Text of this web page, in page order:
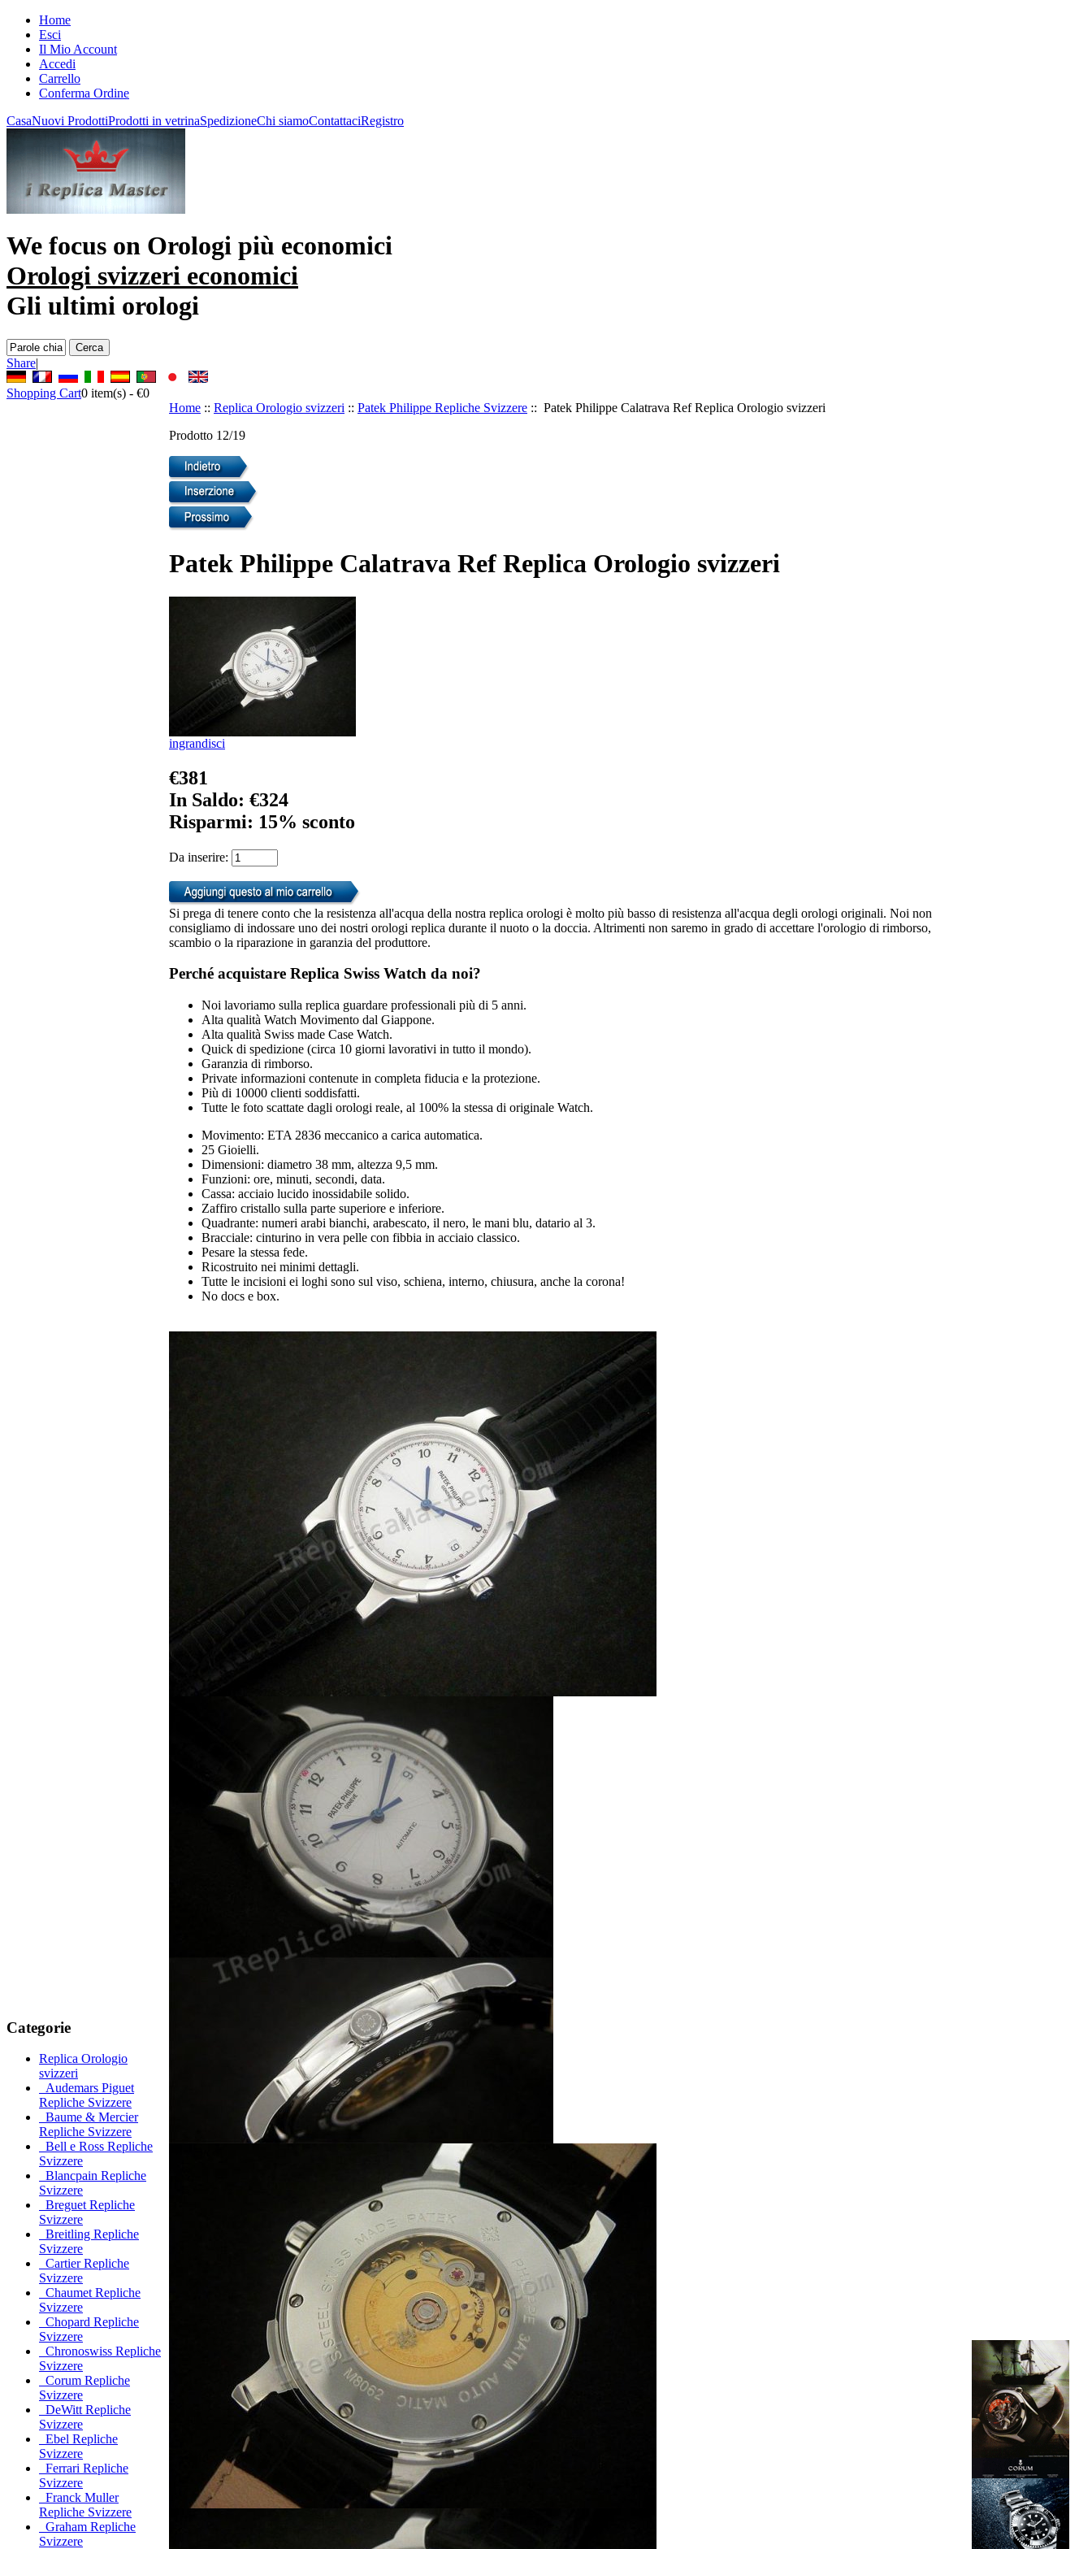
Home
Esci
Il Mio Account
Accedi
Carrello
Conferma Ordine
CasaNuovi ProdottiProdotti in vetrinaSpedizioneChi siamoContattaciRegistro
We focus on Orologi più economici
Orologi svizzeri economici
Gli ultimi orologi
Share|
Shopping Cart0 item(s) - €0
Categorie
Replica Orologio
svizzeri
Audemars Piguet
Repliche Svizzere
Baume & Mercier
Repliche Svizzere
Bell e Ross Repliche
Svizzere
Blancpain Repliche
Svizzere
Breguet Repliche
Svizzere
Breitling Repliche
Svizzere
Cartier Repliche
Svizzere
Chaumet Repliche
Svizzere
Chopard Repliche
Svizzere
Chronoswiss Repliche
Svizzere
Corum Repliche
Svizzere
DeWitt Repliche
Svizzere
Ebel Repliche
Svizzere
Ferrari Repliche
Svizzere
Franck Muller
Repliche Svizzere
Graham Repliche
Svizzere
Home :: Replica Orologio svizzeri :: Patek Philippe Repliche Svizzere :: Patek Philippe Calatrava Ref Replica Orologio svizzeri
Prodotto 12/19
Patek Philippe Calatrava Ref Replica Orologio svizzeri
ingrandisci
€381
In Saldo: €324
Risparmi: 15% sconto
Da inserire:
Si prega di tenere conto che la resistenza all'acqua della nostra replica orologi è molto più basso di resistenza all'acqua degli orologi originali. Noi non
consigliamo di indossare uno dei nostri orologi replica durante il nuoto o la doccia. Altrimenti non saremo in grado di accettare l'orologio di rimborso,
scambio o la riparazione in garanzia del produttore.
Perché acquistare Replica Swiss Watch da noi?
Noi lavoriamo sulla replica guardare professionali più di 5 anni.
Alta qualità Watch Movimento dal Giappone.
Alta qualità Swiss made Case Watch.
Quick di spedizione (circa 10 giorni lavorativi in tutto il mondo).
Garanzia di rimborso.
Private informazioni contenute in completa fiducia e la protezione.
Più di 10000 clienti soddisfatti.
Tutte le foto scattate dagli orologi reale, al 100% la stessa di originale Watch.
Movimento: ETA 2836 meccanico a carica automatica.
25 Gioielli.
Dimensioni: diametro 38 mm, altezza 9,5 mm.
Funzioni: ore, minuti, secondi, data.
Cassa: acciaio lucido inossidabile solido.
Zaffiro cristallo sulla parte superiore e inferiore.
Quadrante: numeri arabi bianchi, arabescato, il nero, le mani blu, datario al 3.
Bracciale: cinturino in vera pelle con fibbia in acciaio classico.
Pesare la stessa fede.
Ricostruito nei minimi dettagli.
Tutte le incisioni ei loghi sono sul viso, schiena, interno, chiusura, anche la corona!
No docs e box.